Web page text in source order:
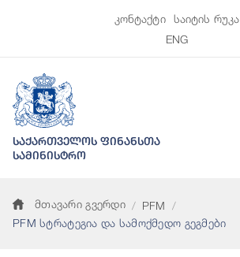
კონტაქტი
საიტის რუკა
ENG
საქართველოს ფინანსთა
სამინისტრო
მთავარი გვერდი
PFM
PFM სტრატეგია და სამოქმედო გეგმები